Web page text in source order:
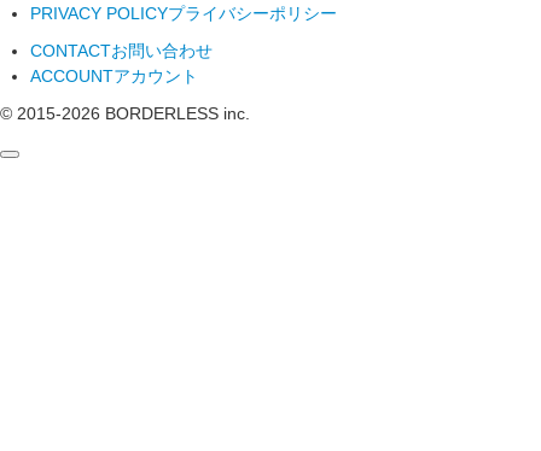
PRIVACY POLICYプライバシーポリシー
CONTACTお問い合わせ
ACCOUNTアカウント
© 2015-2026 BORDERLESS inc.